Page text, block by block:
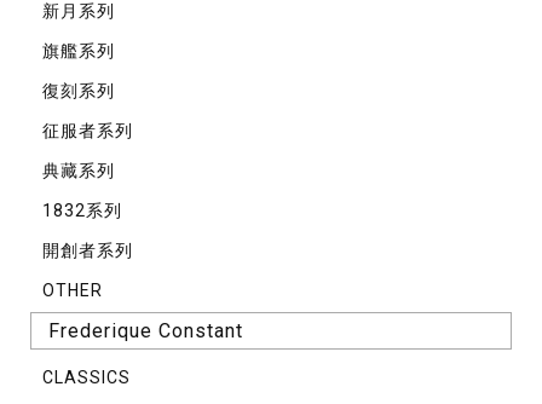
新月系列
旗艦系列
復刻系列
征服者系列
典藏系列
1832系列
開創者系列
OTHER
Frederique Constant
CLASSICS